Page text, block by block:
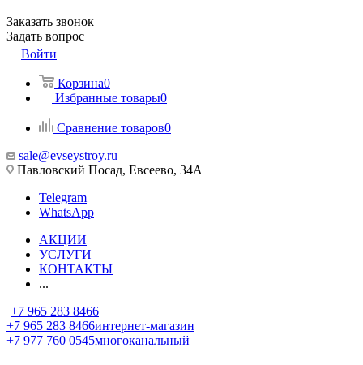
Заказать звонок
Задать вопрос
Войти
Корзина0
Избранные товары0
Сравнение товаров0
sale@evseystroy.ru
Павловский Посад, Евсеево, 34А
Telegram
WhatsApp
АКЦИИ
УСЛУГИ
КОНТАКТЫ
...
+7 965 283 8466
+7 965 283 8466интернет-магазин
+7 977 760 0545многоканальный